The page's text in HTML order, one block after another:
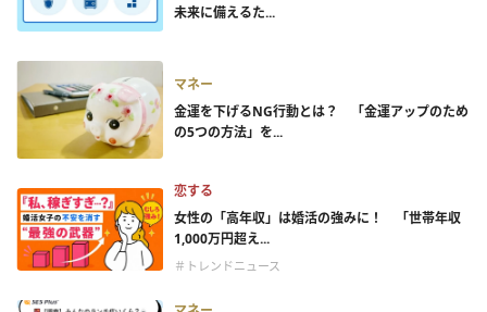
未来に備えるた...
マネー
金運を下げるNG行動とは？ 「金運アップのため
の5つの方法」を...
恋する
女性の「高年収」は婚活の強みに！ 「世帯年収
1,000万円超え...
＃トレンドニュース